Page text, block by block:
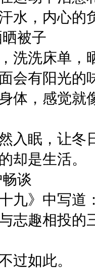
水，内心的
被子
洗洗床单，
会有阳光的
体，感觉就
入眠，让冬
却是生活。
谈
九》中写道
志趣相投的
过如此。